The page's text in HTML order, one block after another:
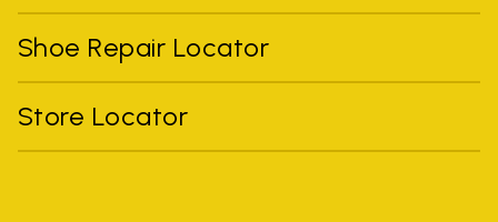
Shoe Repair Locator
Store Locator